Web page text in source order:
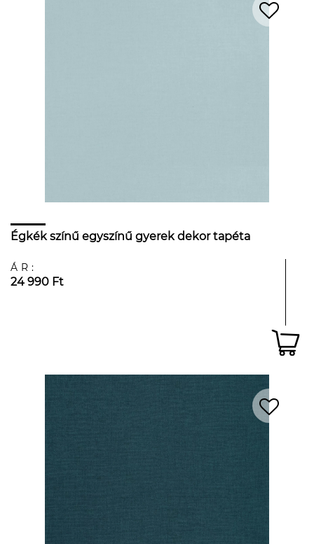
Égkék színű egyszínű gyerek dekor tapéta
ÁR:
24 990 Ft